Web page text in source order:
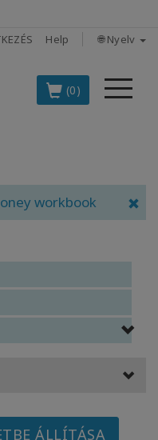
Help 🌐 Nyelv
(0)
workbook
ÁLLÍTÁSA